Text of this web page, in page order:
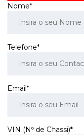
Nome*
Telefone*
Email*
VIN (Nº de Chassi)*